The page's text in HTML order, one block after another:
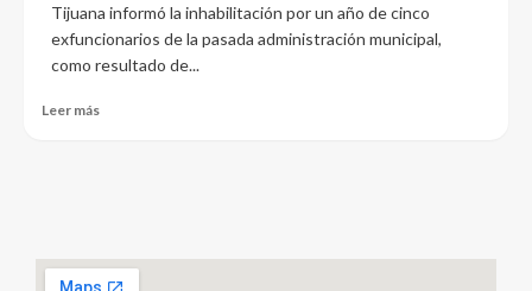
Tijuana informó la inhabilitación por un año de cinco
exfuncionarios de la pasada administración municipal,
como resultado de...
Leer más